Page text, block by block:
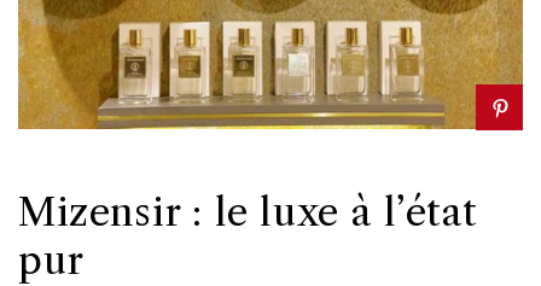
Mizensir : le luxe à l’état
pur